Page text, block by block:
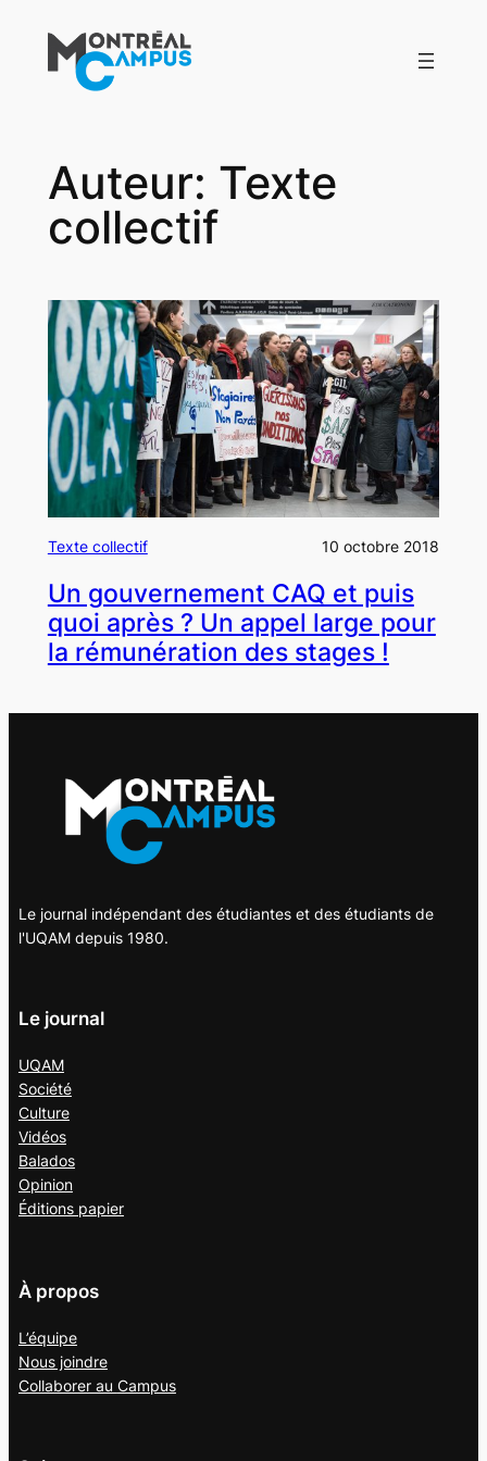
contenu
Auteur: Texte
collectif
Texte collectif 10 octobre 2018
Un gouvernement CAQ et puis
quoi après ? Un appel large pour
la rémunération des stages !
Le journal indépendant des étudiantes et des étudiants de
l'UQAM depuis 1980.
Le journal
UQAM
Société
Culture
Vidéos
Balados
Opinion
Éditions papier
À propos
L’équipe
Nous joindre
Collaborer au Campus